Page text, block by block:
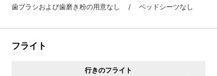
歯ブラシおよび歯磨き粉の用意なし / ベッドシーツなし
フライト
行きのフライト